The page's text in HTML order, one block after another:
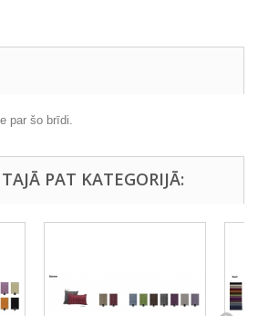
par šo brīdi.
PAT KATEGORIJĀ: